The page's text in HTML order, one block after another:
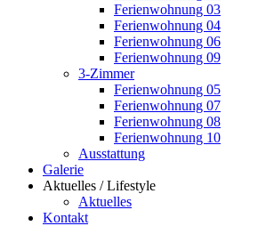
Ferienwohnung 03
Ferienwohnung 04
Ferienwohnung 06
Ferienwohnung 09
3-Zimmer
Ferienwohnung 05
Ferienwohnung 07
Ferienwohnung 08
Ferienwohnung 10
Ausstattung
Galerie
Aktuelles / Lifestyle
Aktuelles
Kontakt